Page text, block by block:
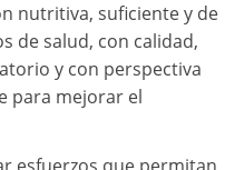
nutritiva, suficiente y de
de salud, con calidad,
y con perspectiva
para mejorar el